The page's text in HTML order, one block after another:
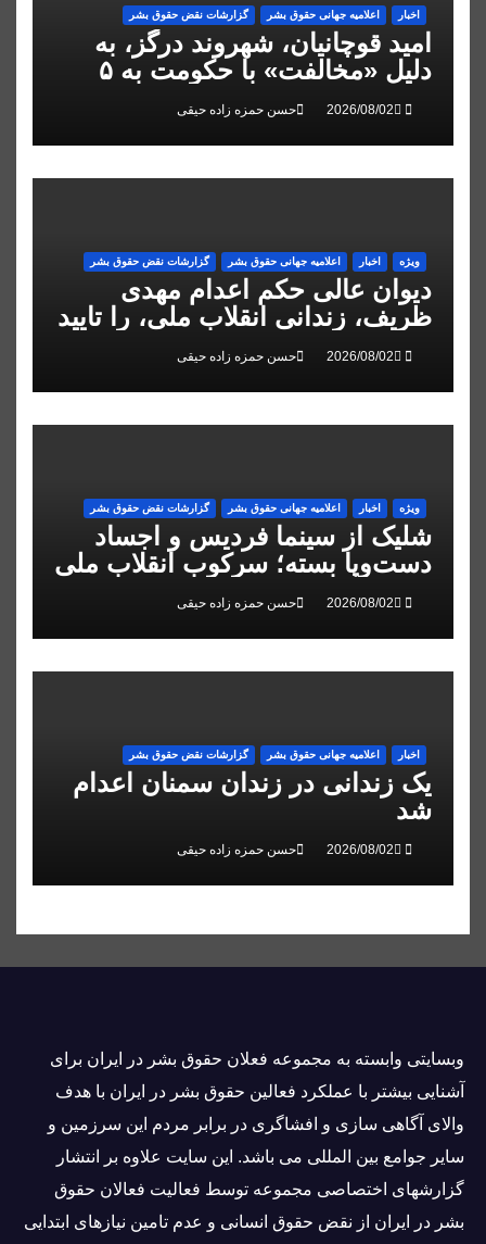
اخبار اعلاميه جهانی حقوق بشر گزارشات نقض حقوق بشر
امید قوچانیان، شهروند درگز، به
دلیل «مخالفت» با حکومت به ۵
سال زندان محکوم شد
حسن حمزه زاده حیقی
ویژه اخبار اعلاميه جهانی حقوق بشر گزارشات نقض حقوق بشر
دیوان عالی حکم اعدام مهدی
ظریف، زندانی انقلاب ملی، را تایید
کرد
حسن حمزه زاده حیقی
ویژه اخبار اعلاميه جهانی حقوق بشر گزارشات نقض حقوق بشر
شلیک از سینما فردیس و اجساد
دست‌وپا بسته؛ سرکوب انقلاب ملی
در البرز
حسن حمزه زاده حیقی
اخبار اعلاميه جهانی حقوق بشر گزارشات نقض حقوق بشر
یک زندانی در زندان سمنان اعدام
شد
حسن حمزه زاده حیقی
وبسايتى وابسته به مجموعه فعلان حقوق بشر در ایران برای
آشنایی بيشتر با عملکرد فعالین حقوق بشر در ایران با هدف
والاى آگاهى سازی و افشاگرى در برابر مردم این سرزمین و
ساير جوامع بین المللى می باشد. این سایت علاوه بر انتشار
گزارشهای اختصاصی مجموعه توسط فعاليت فعالان حقوق
بشر در ایران از نقض حقوق انسانی و عدم تامین نیازهای ابتدایی